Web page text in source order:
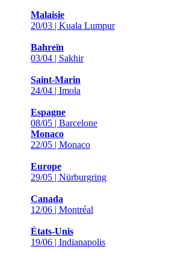
Malaisie
20/03 | Kuala Lumpur
Bahreïn
03/04 | Sakhir
Saint-Marin
24/04 | Imola
Espagne
08/05 | Barcelone
Monaco
22/05 | Monaco
Europe
29/05 | Nürburgring
Canada
12/06 | Montréal
États-Unis
19/06 | Indianapolis